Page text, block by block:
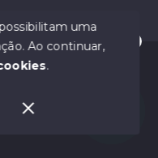
para te ajudar.
Imoveis - Creci
uma
Ao continuar,
.